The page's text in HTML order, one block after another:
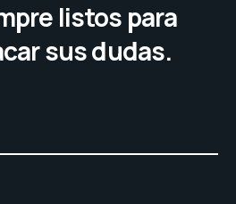
listos para
sus dudas.